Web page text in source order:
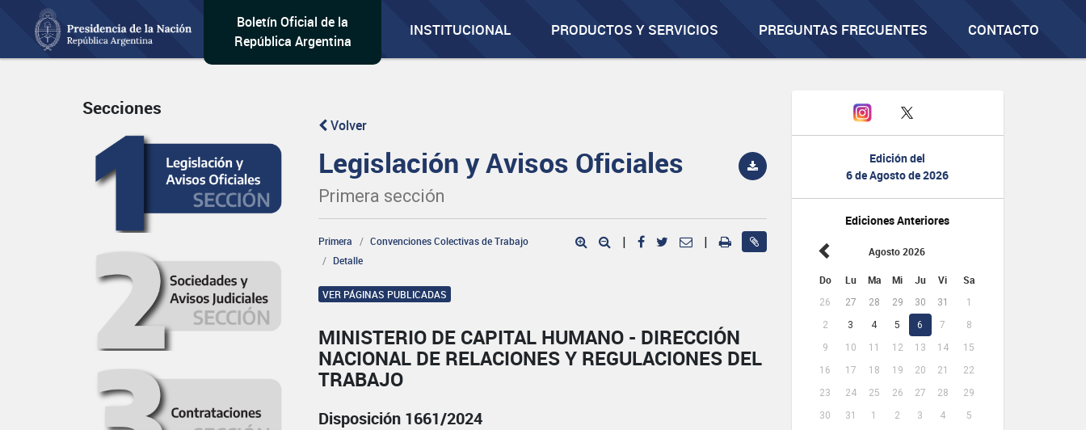
Boletín Oficial de la
República Argentina
INSTITUCIONAL PRODUCTOS Y SERVICIOS PREGUNTAS FRECUENTES CONTACTO
Edición del
6 de Agosto de 2026
Ediciones Anteriores
Agosto 2026
Do Lu Ma Mi Ju Vi Sa
26 27 28 29 30 31
1
2
3 4 5 6 7
8
9
10 11 12 13 14
15
16
17 18 19 20 21
22
23
24 25 26 27 28
29
30
31 1 2 3 4 5
Secciones
Volver
Legislación y Avisos Oficiales
Primera sección
Primera
Convenciones Colectivas de Trabajo
Detalle
| |
VER PÁGINAS PUBLICADAS
MINISTERIO DE CAPITAL HUMANO - DIRECCIÓN
NACIONAL DE RELACIONES Y REGULACIONES DEL
TRABAJO
Disposición 1661/2024